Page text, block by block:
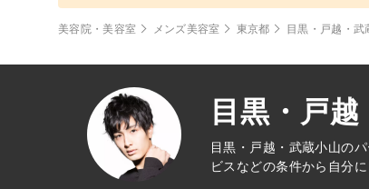
美容院・美容室 メンズ美容室 東京都 目黒・戸越・武
目黒・戸
目黒・戸越・武蔵小山の
ビスなどの条件から自分